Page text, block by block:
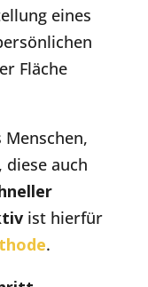
eines
Fläche
Menschen,
, diese auch
ist hierfür
.